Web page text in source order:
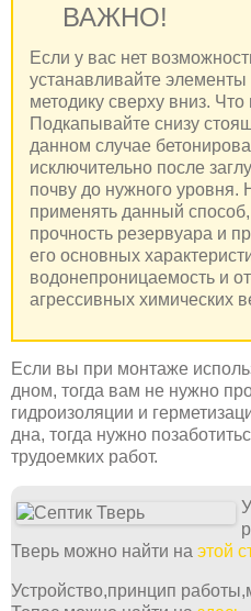
ВАЖНО!
Если у вас нет
устанавливайте элементы
методику сверху вниз.
Подкапывайте снизу
данном случае
исключительно после
почву до нужного
применять данный
прочность резервуара и
его основных
водонепроницаемость и
агрессивных химических
Если вы при монтаже
дном, тогда вам не нужно
гидроизоляции и
дна, тогда нужно
трудоемких работ.
Тверь можно найти на этой
Устройство,принцип